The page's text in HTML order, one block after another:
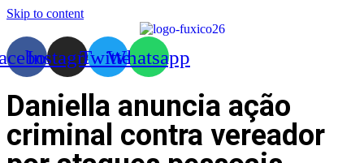
Skip to content
InstagramTwitterWhatsapp
Daniella anuncia ação
criminal contra vereador